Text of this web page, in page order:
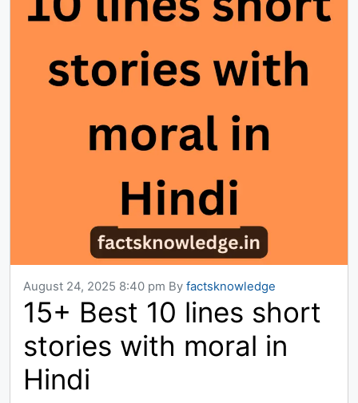
August 24, 2025 8:40 pm By factsknowledge
15+ Best 10 lines short
stories with moral in
Hindi